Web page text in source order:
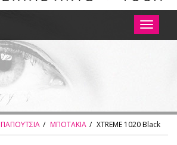
ΠΑΠΟΥΤΣΙΑ ΜΠΟΤΑΚΙΑ XTREME 1020 Black